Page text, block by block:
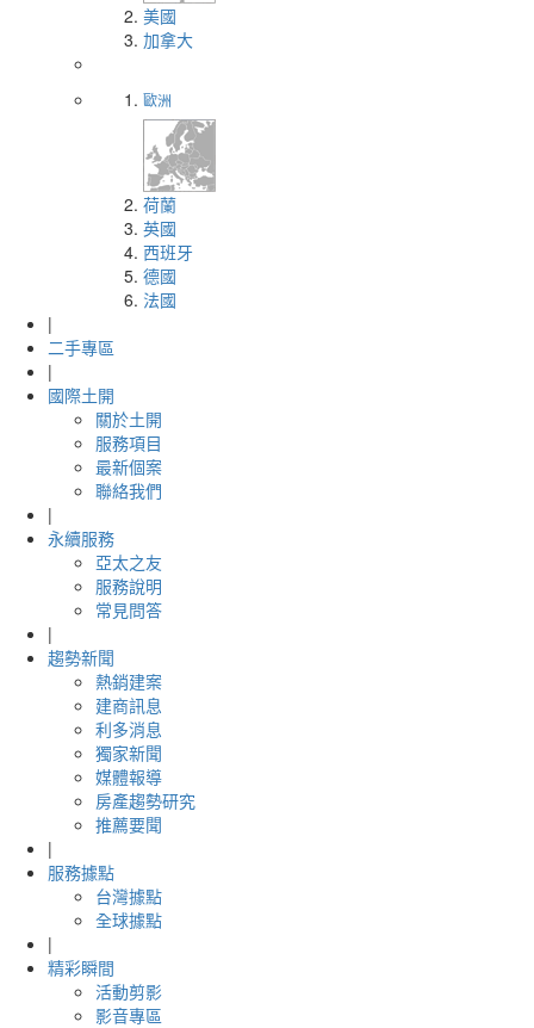
美國
加拿大
歐洲
荷蘭
英國
西班牙
德國
法國
|
二手專區
|
國際土開
關於土開
服務項目
最新個案
聯絡我們
|
永續服務
亞太之友
服務說明
常見問答
|
趨勢新聞
熱銷建案
建商訊息
利多消息
獨家新聞
媒體報導
房產趨勢研究
推薦要聞
|
服務據點
台灣據點
全球據點
|
精彩瞬間
活動剪影
影音專區